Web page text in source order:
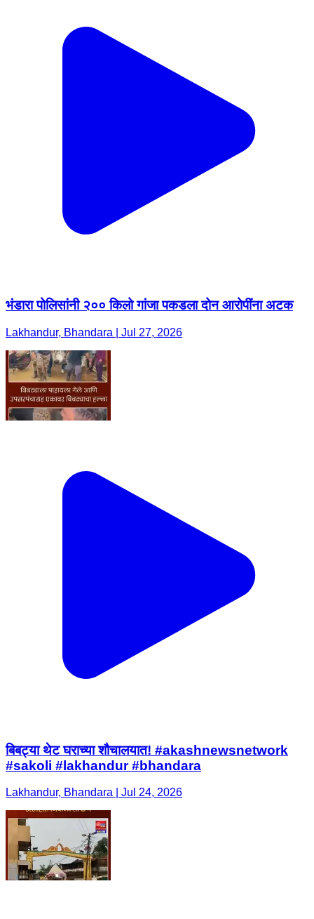
भंडारा पोलिसांनी २०० किलो गांजा पकडला दोन आरोपींना अटक
Lakhandur, Bhandara | Jul 27, 2026
बिबट्या थेट घराच्या शौचालयात! #akashnewsnetwork
#sakoli #lakhandur #bhandara
Lakhandur, Bhandara | Jul 24, 2026